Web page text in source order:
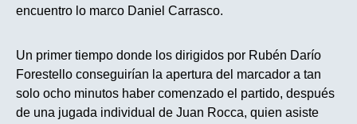
encuentro lo marco Daniel Carrasco.
Un primer tiempo donde los dirigidos por Rubén Darío
Forestello conseguirían la apertura del marcador a tan
solo ocho minutos haber comenzado el partido, después
de una jugada individual de Juan Rocca, quien asiste